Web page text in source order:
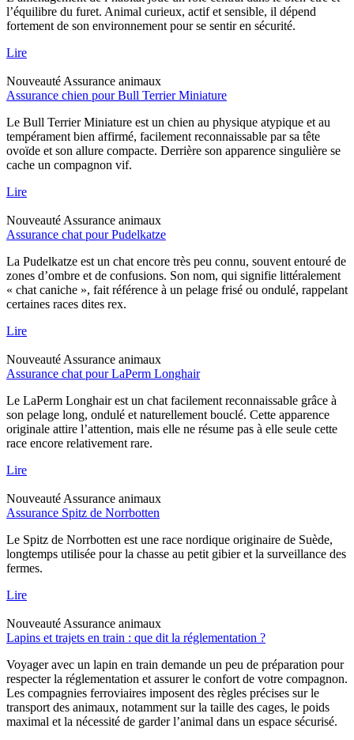
l’équilibre du furet. Animal curieux, actif et sensible, il dépend
fortement de son environnement pour se sentir en sécurité.
Lire
Nouveauté Assurance animaux
Assurance chien pour Bull Terrier Miniature
Le Bull Terrier Miniature est un chien au physique atypique et au
tempérament bien affirmé, facilement reconnaissable par sa tête
ovoïde et son allure compacte. Derrière son apparence singulière se
cache un compagnon vif.
Lire
Nouveauté Assurance animaux
Assurance chat pour Pudelkatze
La Pudelkatze est un chat encore très peu connu, souvent entouré de
zones d’ombre et de confusions. Son nom, qui signifie littéralement
« chat caniche », fait référence à un pelage frisé ou ondulé, rappelant
certaines races dites rex.
Lire
Nouveauté Assurance animaux
Assurance chat pour LaPerm Longhair
Le LaPerm Longhair est un chat facilement reconnaissable grâce à
son pelage long, ondulé et naturellement bouclé. Cette apparence
originale attire l’attention, mais elle ne résume pas à elle seule cette
race encore relativement rare.
Lire
Nouveauté Assurance animaux
Assurance Spitz de Norrbotten
Le Spitz de Norrbotten est une race nordique originaire de Suède,
longtemps utilisée pour la chasse au petit gibier et la surveillance des
fermes.
Lire
Nouveauté Assurance animaux
Lapins et trajets en train : que dit la réglementation ?
Voyager avec un lapin en train demande un peu de préparation pour
respecter la réglementation et assurer le confort de votre compagnon.
Les compagnies ferroviaires imposent des règles précises sur le
transport des animaux, notamment sur la taille des cages, le poids
maximal et la nécessité de garder l’animal dans un espace sécurisé.